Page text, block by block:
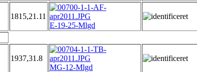
1815,21.11
E-19-25-Mlgd
1937,31.8
MG-12-Mlgd